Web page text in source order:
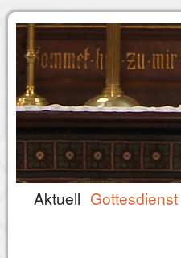
Aktuell Gottesdienst